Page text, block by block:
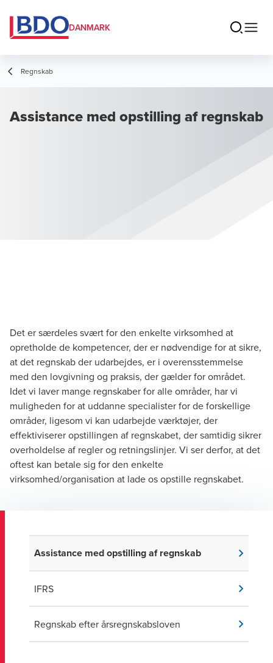
DANMARK
Regnskab
Assistance med opstilling af regnskab
Det er særdeles svært for den enkelte virksomhed at
opretholde de kompetencer, der er nødvendige for at sikre,
at det regnskab der udarbejdes, er i overensstemmelse
med den lovgivning og praksis, der gælder for området.
Idet vi laver mange regnskaber for alle områder, har vi
muligheden for at uddanne specialister for de forskellige
områder, ligesom vi kan udarbejde værktøjer, der
effektiviserer opstillingen af regnskabet, der samtidig sikrer
overholdelse af regler og retningslinjer. Vi ser derfor, at det
oftest kan betale sig for den enkelte
virksomhed/organisation at lade os opstille regnskabet.
Assistance med opstilling af regnskab
IFRS
Regnskab efter årsregnskabsloven